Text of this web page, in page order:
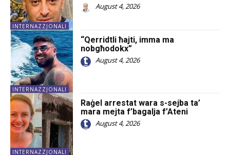
INTERNAZZJONALI
August 4, 2026
INTERNAZZJONALI
“Qerridtli ħajti, imma ma
nobgħodokx”
August 4, 2026
INTERNAZZJONALI
Raġel arrestat wara s-sejba ta’
mara mejta f’bagalja f’Ateni
August 4, 2026